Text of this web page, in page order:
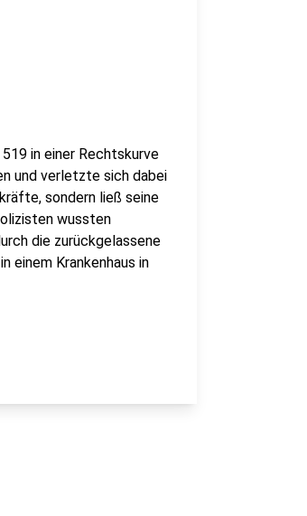
in einer Rechtskurve
und verletzte sich dabei
sondern ließ seine
wussten
die zurückgelassene
einem Krankenhaus in